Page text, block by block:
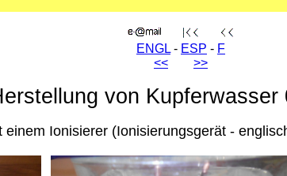
ENGL - ESP - F
<<
>>
von
einem Ionisierer (Ionisierungsgerät -